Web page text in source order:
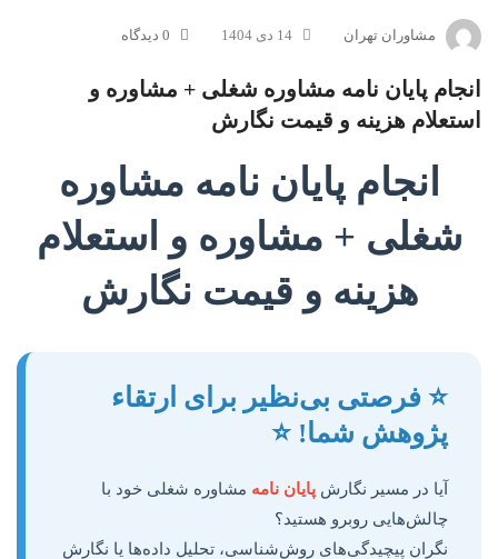
مشاوران تهران 14 دی 1404 0 دیدگاه
انجام پایان نامه مشاوره شغلی + مشاوره و
استعلام هزینه و قیمت نگارش
انجام پایان نامه مشاوره
شغلی + مشاوره و استعلام
هزینه و قیمت نگارش
⭐ فرصتی بی‌نظیر برای ارتقاء
پژوهش شما! ⭐
آیا در مسیر نگارش پایان نامه مشاوره شغلی خود با
چالش‌هایی روبرو هستید؟
نگران پیچیدگی‌های روش‌شناسی، تحلیل داده‌ها یا نگارش